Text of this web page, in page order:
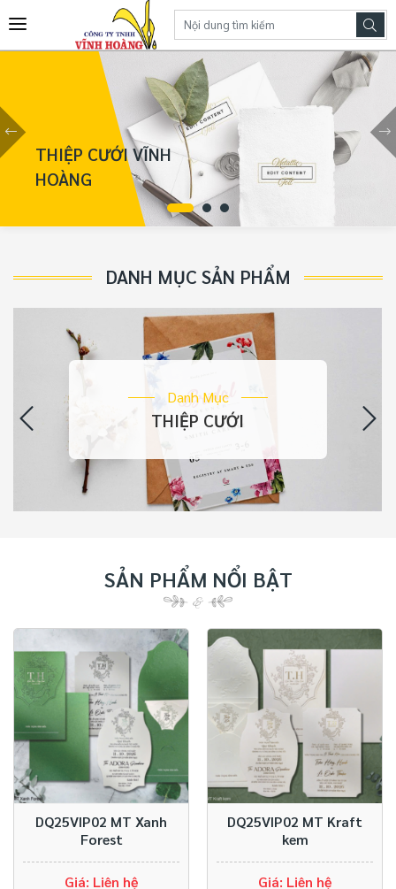
LIÊN HỆ CHÚNG TÔI
DANH MỤC SẢN PHẨM
Danh Mục
THIỆP CƯỚI
SẢN PHẨM NỔI BẬT
DQ25VIP02 MT Xanh
Forest
Giá: Liên hệ
DQ25VIP02 MT Kraft
kem
Giá: Liên hệ